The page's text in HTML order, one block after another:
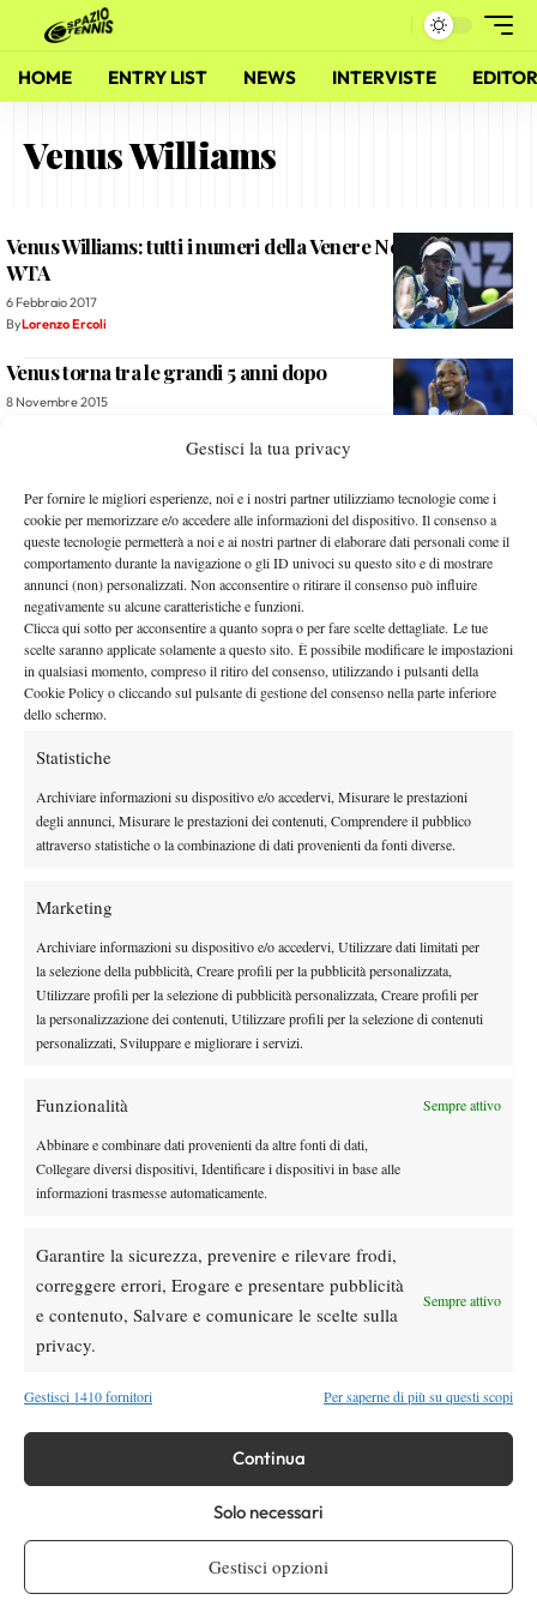
Gestisci la tua privacy
Per fornire le migliori esperienze, noi e i nostri partner utilizziamo tecnologie come i
cookie per memorizzare e/o accedere alle informazioni del dispositivo. Il consenso a
queste tecnologie permetterà a noi e ai nostri partner di elaborare dati personali come il
comportamento durante la navigazione o gli ID univoci su questo sito e di mostrare
annunci (non) personalizzati. Non acconsentire o ritirare il consenso può influire
negativamente su alcune caratteristiche e funzioni.
Clicca qui sotto per acconsentire a quanto sopra o per fare scelte dettagliate. Le tue
scelte saranno applicate solamente a questo sito. È possibile modificare le impostazioni
in qualsiasi momento, compreso il ritiro del consenso, utilizzando i pulsanti della
Cookie Policy o cliccando sul pulsante di gestione del consenso nella parte inferiore
dello schermo.
Statistiche
Archiviare informazioni su dispositivo e/o accedervi, Misurare le prestazioni
degli annunci, Misurare le prestazioni dei contenuti, Comprendere il pubblico
attraverso statistiche o la combinazione di dati provenienti da fonti diverse.
Marketing
Archiviare informazioni su dispositivo e/o accedervi, Utilizzare dati limitati per
la selezione della pubblicità, Creare profili per la pubblicità personalizzata,
Utilizzare profili per la selezione di pubblicità personalizzata, Creare profili per
la personalizzazione dei contenuti, Utilizzare profili per la selezione di contenuti
personalizzati, Sviluppare e migliorare i servizi.
Funzionalità Sempre attivo
Abbinare e combinare dati provenienti da altre fonti di dati,
Collegare diversi dispositivi, Identificare i dispositivi in base alle
informazioni trasmesse automaticamente.
Garantire la sicurezza, prevenire e rilevare frodi,
correggere errori, Erogare e presentare pubblicità
e contenuto, Salvare e comunicare le scelte sulla
privacy.
Sempre attivo
Gestisci 1410 fornitori Per saperne di più su questi scopi
Continua
Solo necessari
Gestisci opzioni
HOME ENTRY LIST NEWS INTERVISTE
Venus Williams
Venus Williams: tutti i numeri della Venere Nera del tennis
WTA
6 Febbraio 2017
ByLorenzo Ercoli
Venus torna tra le grandi 5 anni dopo
8 Novembre 2015
Walkover Serena, le Williams salutano Roma
14 Maggio 2015
Alessandro Mastroluca
Fed Cup: niente Venus Williams, a Brindisi ci sarà la Davis
14 Aprile 2015
Michele Galoppini
Facebook
Instagram
Testata giornalisticaSpazio Tennisregistrata Aut-Trib Milano n°
10268 del 15/09/2025
Direttore Responsabile: Alessandro Nizegorodcew
HOME
WTA